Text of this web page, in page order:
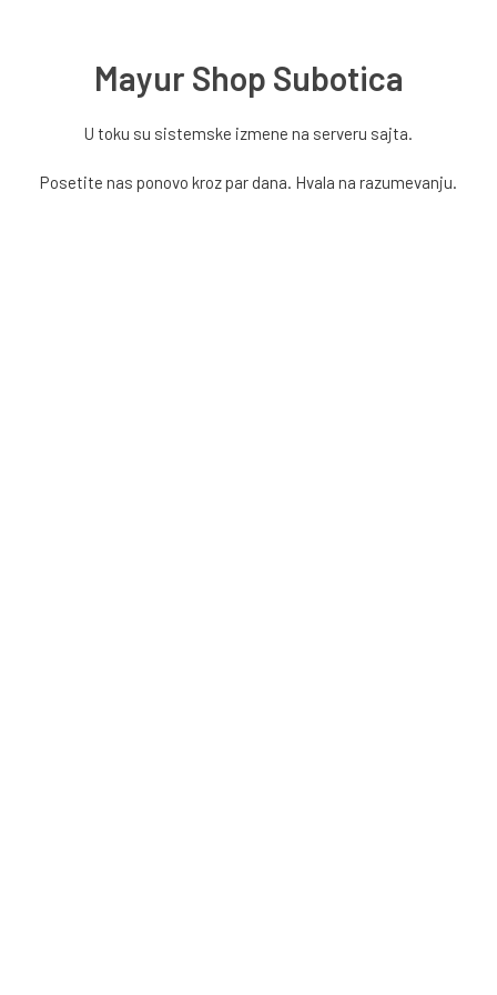
Mayur Shop Subotica
U toku su sistemske izmene na serveru sajta.
Posetite nas ponovo kroz par dana. Hvala na razumevanju.